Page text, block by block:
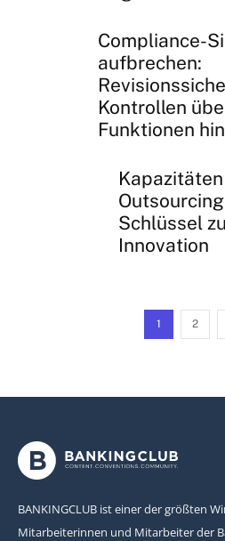
Compliance-
aufbrechen:
Kontrollen
Funktionen
Schlüssel
Innovation
1 2
BANKINGCLUB ist einer der größten
Mitarbeiterinnen und Mitarbeiter der